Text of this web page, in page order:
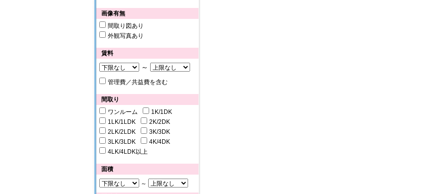
画像有無
間取り図あり
外観写真あり
賃料
～
管理費／共益費を含む
間取り
ワンルーム
1K/1DK
1LK/1LDK
2K/2DK
2LK/2LDK
3K/3DK
3LK/3LDK
4K/4DK
4LK/4LDK以上
面積
～